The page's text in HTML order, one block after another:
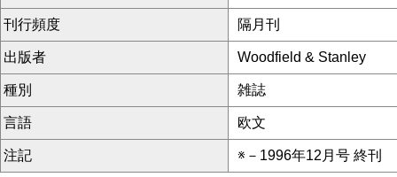
刊行頻度 隔月刊
出版者 Woodfield & Stanley
種別 雑誌
言語 欧文
注記 ※－1996年12月号 終刊